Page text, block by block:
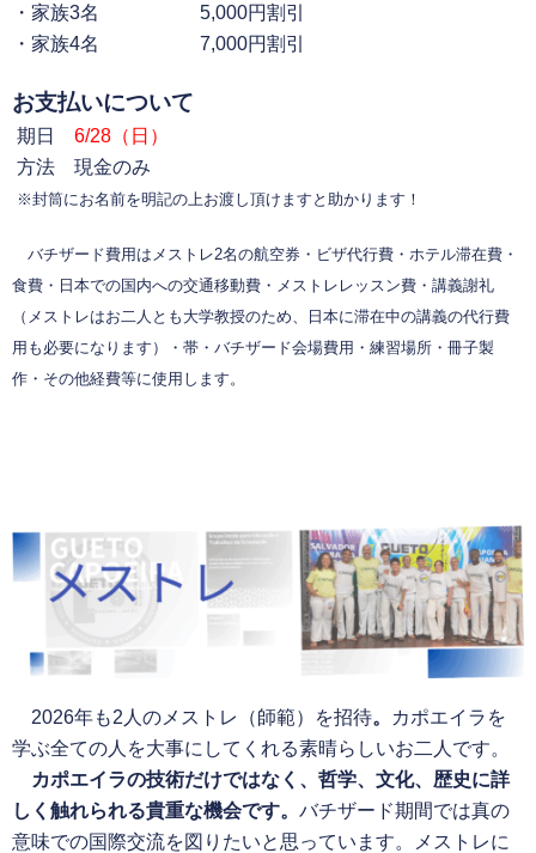
・家族3名 5,000円割引
・家族4名 7,000円割引
お支払いについて
期日 6/28（日）
方法 現金のみ
※封筒にお名前を明記の上お渡し頂けますと助かります！
バチザード費用はメストレ2名の航空券・ビザ代行費・ホテル滞在費・
食費・日本での国内への交通移動費・メストレレッスン費・講義謝礼
（メストレはお二人とも大学教授のため、日本に滞在中の講義の代行費
用も必要になります）・帯・バチザード会場費用・練習場所・冊子製
作・その他経費等に使用します。
2026年も2人のメストレ（師範）を招待。
カポエイラを
学ぶ全ての人を大事にしてくれる素晴らしいお二人です。
カポエイラの技術だけではなく、哲学、文化、歴史に詳
しく触れられる貴重な機会です。 バチザード期間では真の
意味での国際交流を図りたいと思っています。メストレに